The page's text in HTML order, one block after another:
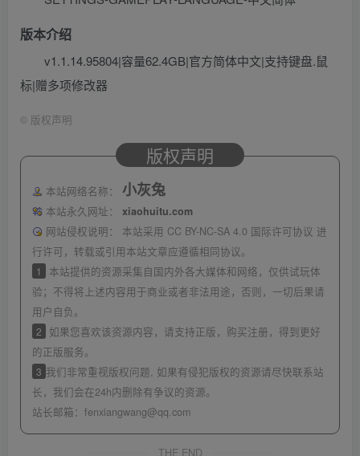
版本介绍
v1.1.14.95804|容量62.4GB|官方简体中文|支持键盘.鼠
标|赠多项修改器
© 版权声明
版权声明
本站网络名称： 小灰兔
本站永久网址：
xiaohuitu.com
网站侵权说明：
本站采用 CC BY-NC-SA 4.0 国际许可协议 进
行许可，转载或引用本站文章应遵循相同协议。
1
本站提供的资源采集自国内外各大媒体和网络，仅供试玩体
验；不得将上述内容用于商业或者非法用途，否则，一切后果请
用户自负。
2
如果您喜欢该资源内容，请支持正版，购买注册，得到更好
的正版服务。
3 我们非常重视版权问题, 如果有侵犯版权的资源请尽快联系站
长，我们会在24h内删除有争议的资源。
站长邮箱： fenxiangwang@qq.com
THE END